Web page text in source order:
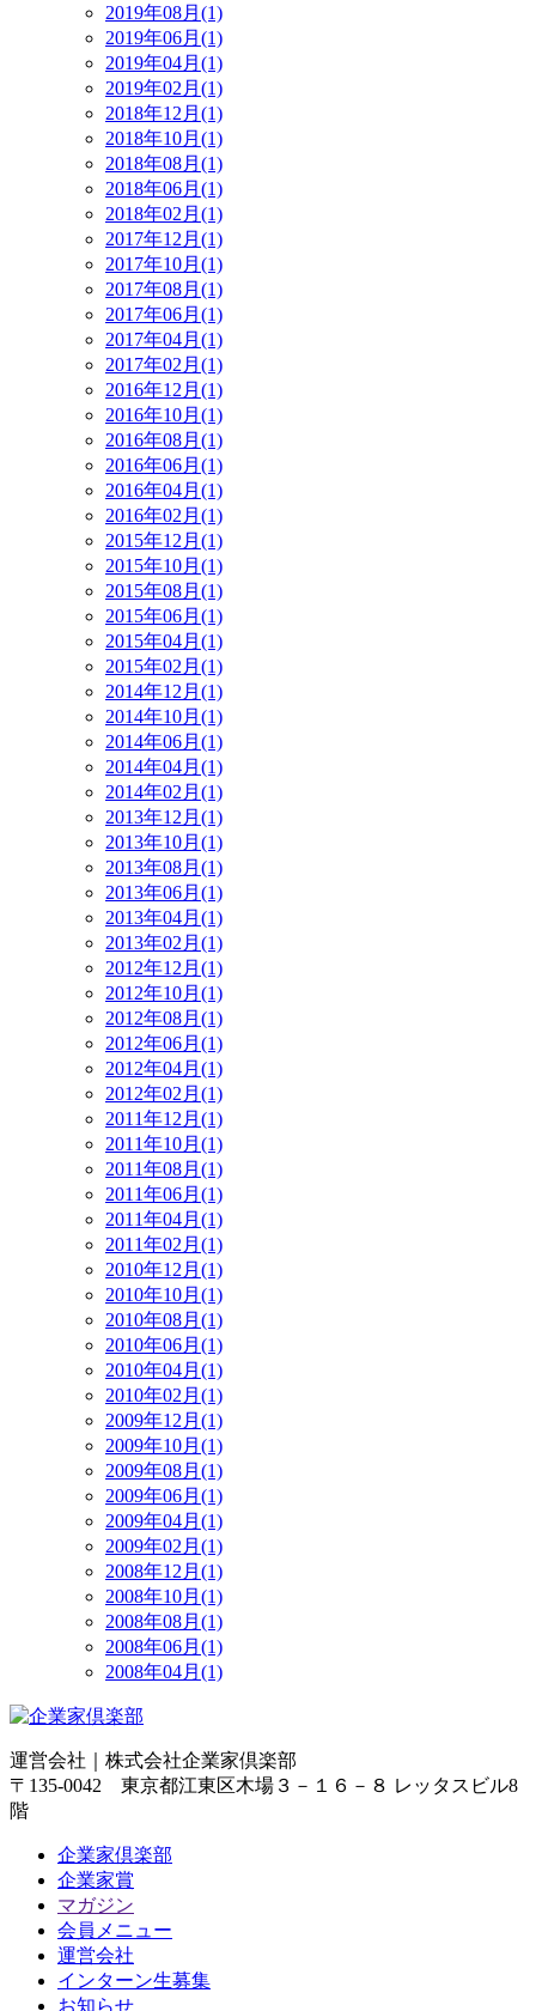
2019年08月(1)
2019年06月(1)
2019年04月(1)
2019年02月(1)
2018年12月(1)
2018年10月(1)
2018年08月(1)
2018年06月(1)
2018年02月(1)
2017年12月(1)
2017年10月(1)
2017年08月(1)
2017年06月(1)
2017年04月(1)
2017年02月(1)
2016年12月(1)
2016年10月(1)
2016年08月(1)
2016年06月(1)
2016年04月(1)
2016年02月(1)
2015年12月(1)
2015年10月(1)
2015年08月(1)
2015年06月(1)
2015年04月(1)
2015年02月(1)
2014年12月(1)
2014年10月(1)
2014年06月(1)
2014年04月(1)
2014年02月(1)
2013年12月(1)
2013年10月(1)
2013年08月(1)
2013年06月(1)
2013年04月(1)
2013年02月(1)
2012年12月(1)
2012年10月(1)
2012年08月(1)
2012年06月(1)
2012年04月(1)
2012年02月(1)
2011年12月(1)
2011年10月(1)
2011年08月(1)
2011年06月(1)
2011年04月(1)
2011年02月(1)
2010年12月(1)
2010年10月(1)
2010年08月(1)
2010年06月(1)
2010年04月(1)
2010年02月(1)
2009年12月(1)
2009年10月(1)
2009年08月(1)
2009年06月(1)
2009年04月(1)
2009年02月(1)
2008年12月(1)
2008年10月(1)
2008年08月(1)
2008年06月(1)
2008年04月(1)
運営会社｜ 株式会社企業家倶楽部
〒135-0042 東京都江東区木場３－１６－８ レッタスビル8
階
企業家倶楽部
企業家賞
マガジン
会員メニュー
運営会社
インターン生募集
お知らせ